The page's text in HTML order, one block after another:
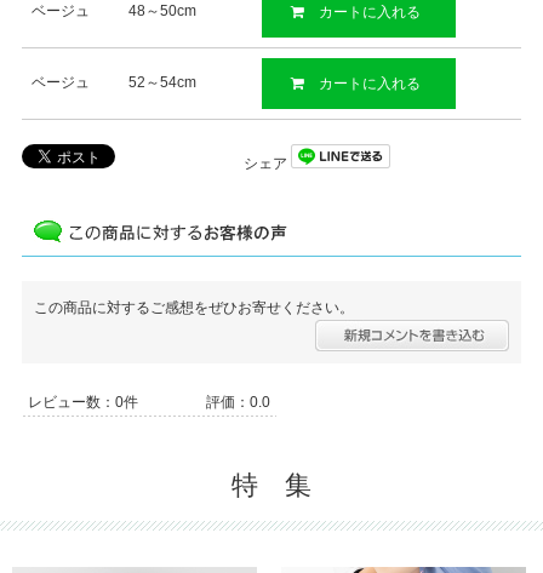
ベージュ 48～50cm カートに入れる
ベージュ 52～54cm カートに入れる
シェア
この商品に対するご感想をぜひお寄せください。
レビュー数：0件 評価：0.0
特 集